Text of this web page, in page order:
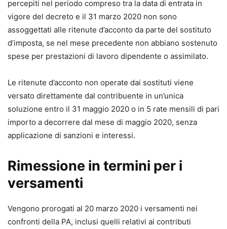
percepiti nel periodo compreso tra la data di entrata in
vigore del decreto e il 31 marzo 2020 non sono
assoggettati alle ritenute d’acconto da parte del sostituto
d’imposta, se nel mese precedente non abbiano sostenuto
spese per prestazioni di lavoro dipendente o assimilato.
Le ritenute d’acconto non operate dai sostituti viene
versato direttamente dal contribuente in un’unica
soluzione entro il 31 maggio 2020 o in 5 rate mensili di pari
importo a decorrere dal mese di maggio 2020, senza
applicazione di sanzioni e interessi.
Rimessione in termini per i
versamenti
Vengono prorogati al 20 marzo 2020 i versamenti nei
confronti della PA, inclusi quelli relativi ai contributi